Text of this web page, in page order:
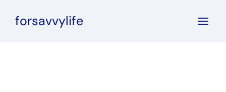
forsavvylife